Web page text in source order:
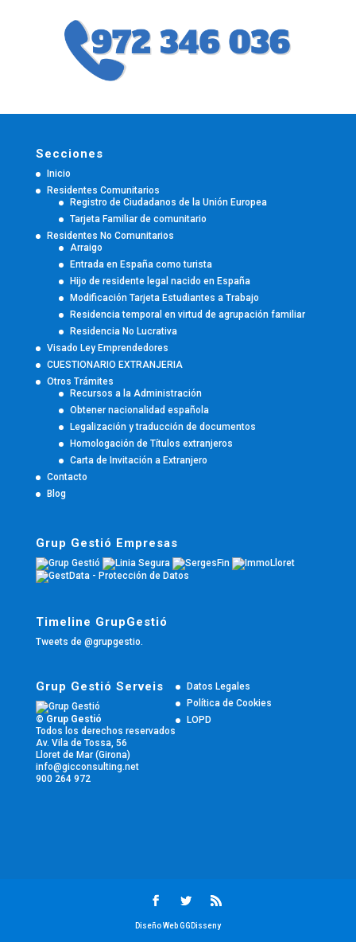
Secciones
Inicio
Residentes Comunitarios
Registro de Ciudadanos de la Unión Europea
Tarjeta Familiar de comunitario
Residentes No Comunitarios
Arraigo
Entrada en España como turista
Hijo de residente legal nacido en España
Modificación Tarjeta Estudiantes a Trabajo
Residencia temporal en virtud de agrupación familiar
Residencia No Lucrativa
Visado Ley Emprendedores
CUESTIONARIO EXTRANJERIA
Otros Trámites
Recursos a la Administración
Obtener nacionalidad española
Legalización y traducción de documentos
Homologación de Títulos extranjeros
Carta de Invitación a Extranjero
Contacto
Blog
Grup Gestió Empresas
Timeline GrupGestió
Tweets de @grupgestio.
Grup Gestió Serveis
© Grup Gestió
Todos los derechos reservados
Av. Vila de Tossa, 56
Lloret de Mar (Girona)
info@gicconsulting.net
900 264 972
Datos Legales
Política de Cookies
LOPD
Diseño Web GGDisseny